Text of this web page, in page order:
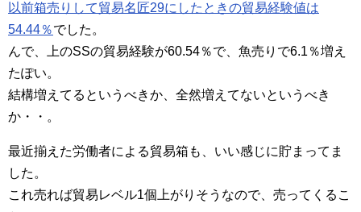
以前箱売りして貿易名匠29にしたときの貿易経験値は
54.44％でした。
んで、上のSSの貿易経験が60.54％で、魚売りで6.1％増え
たぽい。
結構増えてるというべきか、全然増えてないというべき
か・・。
最近揃えた労働者による貿易箱も、いい感じに貯まってま
した。
これ売れば貿易レベル1個上がりそうなので、売ってくるこ